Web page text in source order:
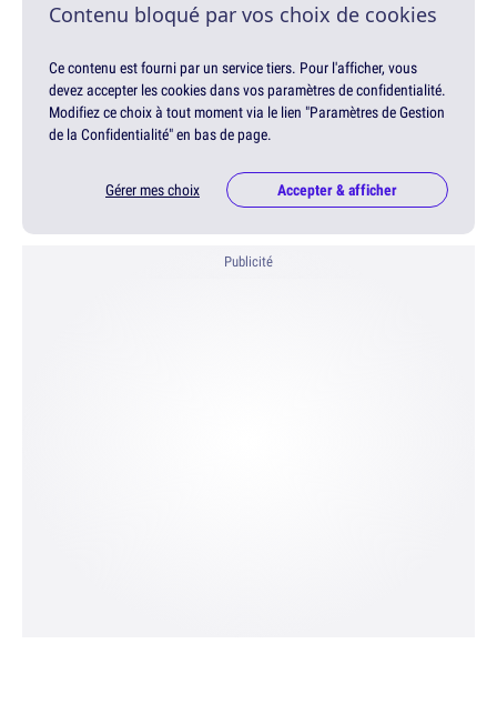
Contenu bloqué par vos choix de cookies
Ce contenu est fourni par un service tiers. Pour l'afficher, vous
devez accepter les cookies dans vos paramètres de confidentialité.
Modifiez ce choix à tout moment via le lien "Paramètres de Gestion
de la Confidentialité" en bas de page.
Gérer mes choix Accepter & afficher
Publicité